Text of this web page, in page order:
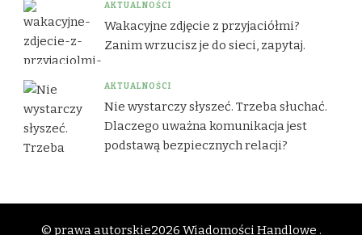
AKTUALNOŚCI
Wakacyjne zdjęcie z przyjaciółmi?
Zanim wrzucisz je do sieci, zapytaj.
AKTUALNOŚCI
Nie wystarczy słyszeć. Trzeba słuchać.
Dlaczego uważna komunikacja jest
podstawą bezpiecznych relacji?
© prawa autorskie2026 Wiadomości Handlowe .